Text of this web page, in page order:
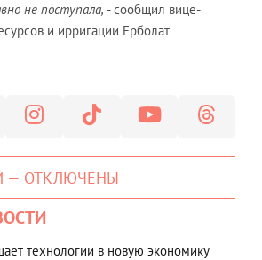
не поступала, - сообщил вице-
и ирригации Ерболат
— ОТКЛЮЧЕНЫ
технологии в новую экономику